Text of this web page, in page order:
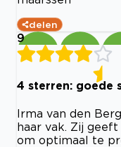
delen
9
4 sterren: goede
Irma van den
haar vak. Zij
om optimaal te